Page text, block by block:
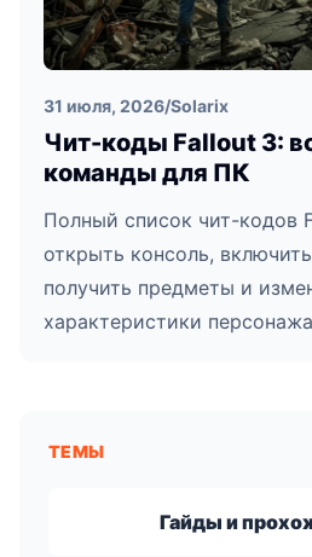
31 июля, 2026/Solarix
Чит-коды Fallout 3:
команды для ПК
Полный список чит-кодов
открыть консоль,
получить предметы и
характеристики
ТЕМЫ
Гайды и